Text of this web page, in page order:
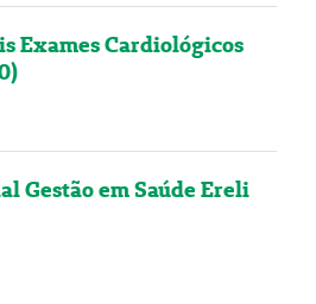
Exames Cardiológicos
Gestão em Saúde Ereli